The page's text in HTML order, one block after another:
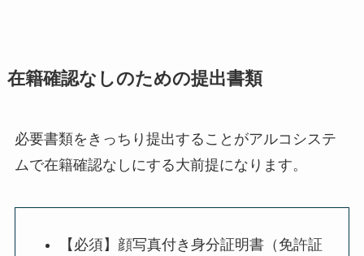
在籍確認なしのための提出書類
必要書類をきっちり提出することがアルコシステ
ムで在籍確認なしにする大前提になります。
【必須】顔写真付き身分証明書（免許証